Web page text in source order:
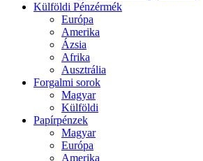
Külföldi Pénzérmék
Európa
Amerika
Ázsia
Afrika
Ausztrália
Forgalmi sorok
Magyar
Külföldi
Papírpénzek
Magyar
Európa
Amerika